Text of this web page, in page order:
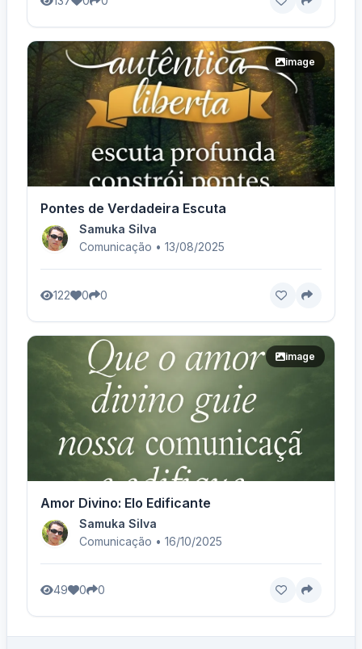
image
Pontes de Verdadeira Escuta
Samuka Silva
Comunicação • 13/08/2025
122 0 0
image
Amor Divino: Elo Edificante
Samuka Silva
Comunicação • 16/10/2025
49 0 0